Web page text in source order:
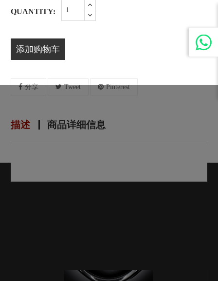
QUANTITY:
添加购物车
分享 Tweet Pinterest
描述 商品详细信息